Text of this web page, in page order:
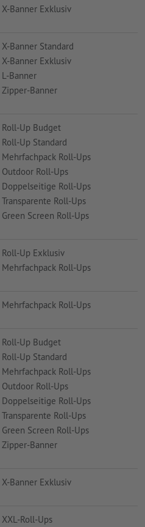
X-Banner Exklusiv
X-Banner Standard
X-Banner Exklusiv
L-Banner
Zipper-Banner
Roll-Up Budget
Roll-Up Standard
Mehrfachpack Roll-Ups
Outdoor Roll-Ups
Doppelseitige Roll-Ups
Transparente Roll-Ups
Green Screen Roll-Ups
Roll-Up Exklusiv
Mehrfachpack Roll-Ups
Mehrfachpack Roll-Ups
Roll-Up Budget
Roll-Up Standard
Mehrfachpack Roll-Ups
Outdoor Roll-Ups
Doppelseitige Roll-Ups
Transparente Roll-Ups
Green Screen Roll-Ups
Zipper-Banner
X-Banner Exklusiv
XXL-Roll-Ups